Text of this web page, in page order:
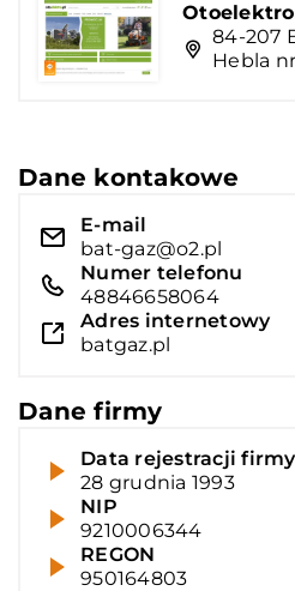
84-207
Hebla
Dane kontakowe
E-mail
bat-gaz@o2.pl
Numer telefonu
48846658064
Adres internetowy
batgaz.pl
Dane firmy
Data rejestracji firmy
28 grudnia 1993
NIP
9210006344
REGON
950164803